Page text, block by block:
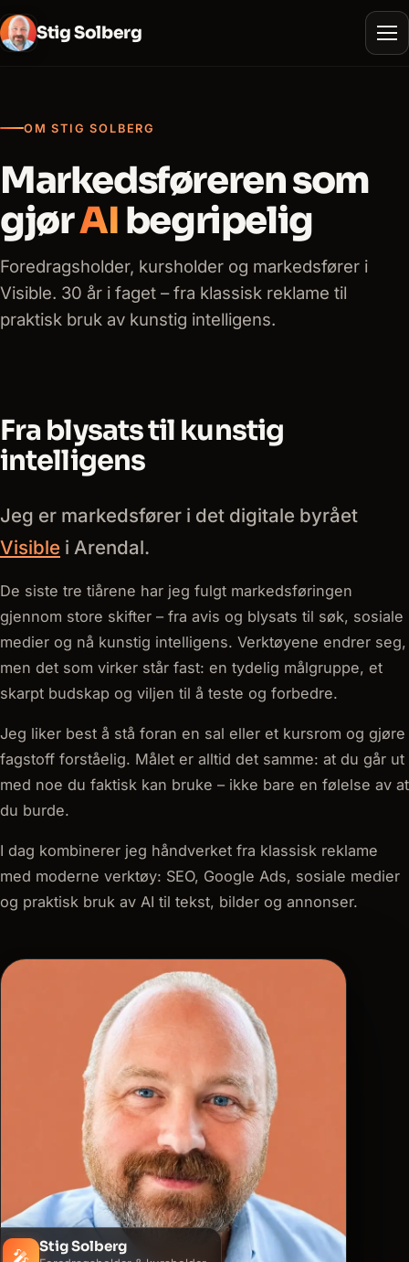
Stig Solberg
OM STIG SOLBERG
Markedsføreren som
gjørAIbegripelig
Foredragsholder, kursholder og markedsfører i
Visible. 30 år i faget – fra klassisk reklame til
praktisk bruk av kunstig intelligens.
Fra blysats til kunstig
intelligens
Jeg er markedsfører i det digitale byrået
Visible i Arendal.
De siste tre tiårene har jeg fulgt markedsføringen
gjennom store skifter – fra avis og blysats til søk, sosiale
medier og nå kunstig intelligens. Verktøyene endrer seg,
men det som virker står fast: en tydelig målgruppe, et
skarpt budskap og viljen til å teste og forbedre.
Jeg liker best å stå foran en sal eller et kursrom og gjøre
fagstoff forståelig. Målet er alltid det samme: at du går ut
med noe du faktisk kan bruke – ikke bare en følelse av at
du burde.
I dag kombinerer jeg håndverket fra klassisk reklame
med moderne verktøy: SEO, Google Ads, sosiale medier
og praktisk bruk av AI til tekst, bilder og annonser.
🎤 Stig Solberg